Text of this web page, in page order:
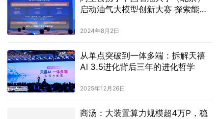
启动油气大模型创新大赛 探索能源
2024年8月2日
从单点突破到一体多端：拆解天禧
AI 3.5进化背后三年的进化哲学
2025年12月26日
商汤：大装置算力规模超4万P，稳